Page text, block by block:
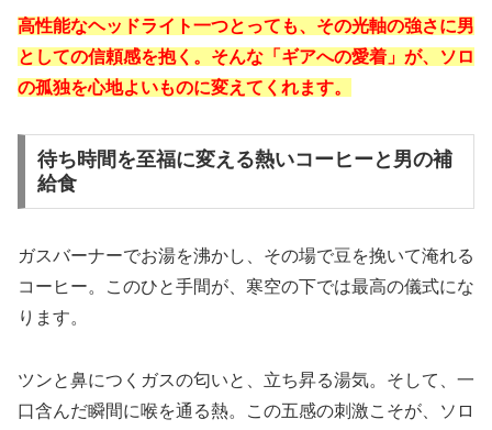
高性能なヘッドライト一つとっても、その光軸の強さに男
としての信頼感を抱く。そんな「ギアへの愛着」が、ソロ
の孤独を心地よいものに変えてくれます。
待ち時間を至福に変える熱いコーヒーと男の補
給食
ガスバーナーでお湯を沸かし、その場で豆を挽いて淹れる
コーヒー。このひと手間が、寒空の下では最高の儀式にな
ります。
ツンと鼻につくガスの匂いと、立ち昇る湯気。そして、一
口含んだ瞬間に喉を通る熱。この五感の刺激こそが、ソロ